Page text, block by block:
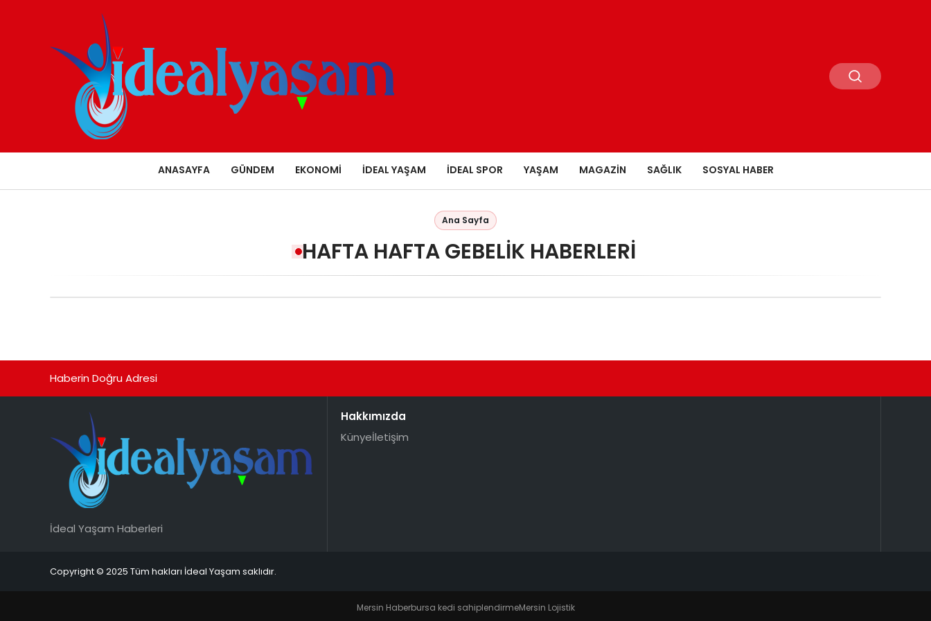
ANASAYFA GÜNDEM EKONOMI İDEAL YAŞAM İDEAL SPOR YAŞAM MAGAZIN SAĞLIK SOSYAL HABER
Ana Sayfa
HAFTA HAFTA GEBELIK HABERLERI
Haberin Doğru Adresi
İdeal Yaşam Haberleri
Hakkımızda
Künyeİletişim
Copyright © 2025 Tüm hakları İdeal Yaşam saklıdır.
Mersin Haberbursa kedi sahiplendirmeMersin Lojistik